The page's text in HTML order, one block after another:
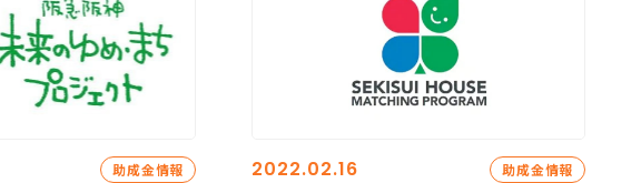
助成金情報 2022.02.16 助成金情報